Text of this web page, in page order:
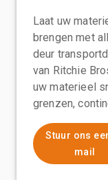
Laat uw
brengen met
deur
van Ritchie
uw materieel
grenzen,
Stuur ons
mail